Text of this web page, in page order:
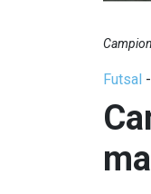
Futsal -